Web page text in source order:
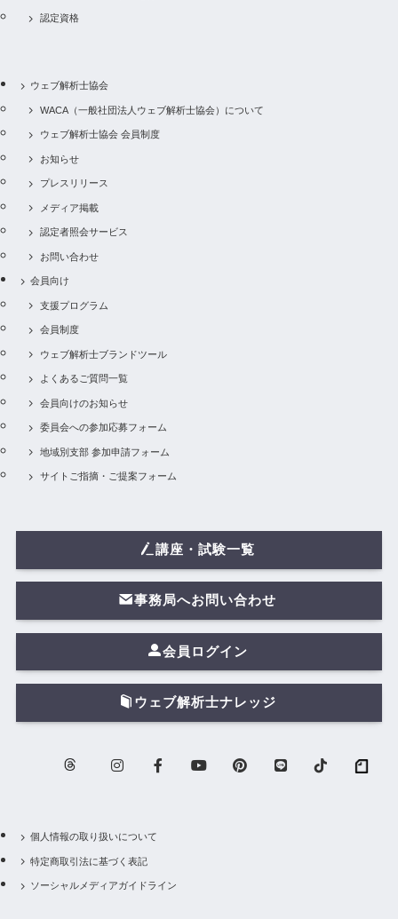
認定資格
ウェブ解析士協会
WACA（一般社団法人ウェブ解析士協会）について
ウェブ解析士協会 会員制度
お知らせ
プレスリリース
メディア掲載
認定者照会サービス
お問い合わせ
会員向け
支援プログラム
会員制度
ウェブ解析士ブランドツール
よくあるご質問一覧
会員向けのお知らせ
委員会への参加応募フォーム
地域別支部 参加申請フォーム
サイトご指摘・ご提案フォーム
講座・試験一覧
事務局へお問い合わせ
会員ログイン
ウェブ解析士ナレッジ
個人情報の取り扱いについて
特定商取引法に基づく表記
ソーシャルメディアガイドライン